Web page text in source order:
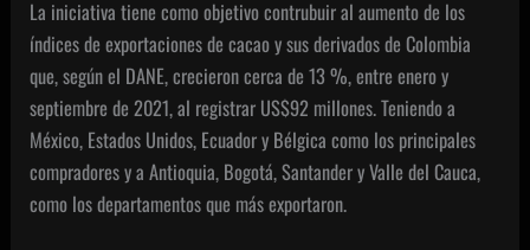
La iniciativa tiene como objetivo contrubuir al aumento de los
índices deexportaciones de cacao y sus derivadosde Colombia
que, según el DANE,crecieron cerca de 13 %, entre enero y
septiembre de 2021, al registrar US$92 millones. Teniendo a
México, Estados Unidos, Ecuador y Bélgica como los principales
compradores y a Antioquia, Bogotá, Santander y Valle del Cauca,
como los departamentos que más exportaron.